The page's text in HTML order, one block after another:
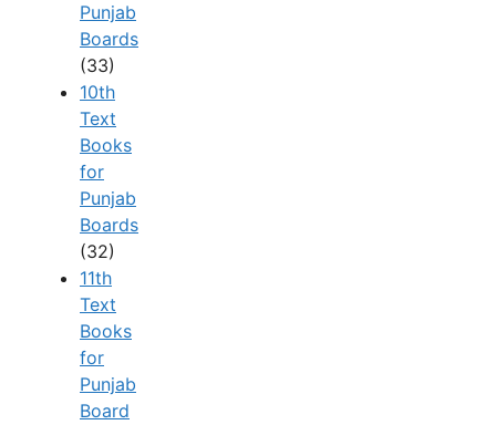
Punjab
Boards
(33)
10th
Text
Books
for
Punjab
Boards
(32)
11th
Text
Books
for
Punjab
Board